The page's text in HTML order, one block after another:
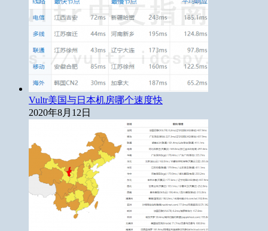
Vultr美国与日本机房哪个速度快
2020年8月12日